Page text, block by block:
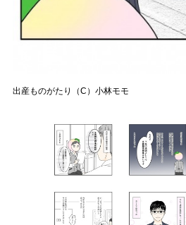
出産ものがたり（C）小林モモ